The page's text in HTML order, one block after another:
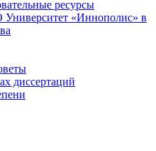
ресурсы
«Иннополис» в
диссертаций